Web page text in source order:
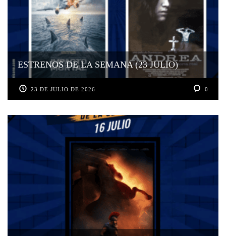
ESTRENOS DE LA SEMANA (23 JULIO)
23 DE JULIO DE 2026 0